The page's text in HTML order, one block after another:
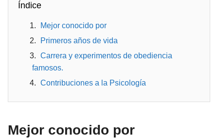
Índice
Mejor conocido por
Primeros años de vida
Carrera y experimentos de obediencia
famosos.
Contribuciones a la Psicología
Mejor conocido por